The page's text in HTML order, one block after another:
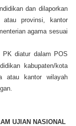
dan dilaporkan
atau provinsi, kantor
agama sesuai
PK diatur dalam POS
kabupaten/kota
atau kantor wilayah
UJIAN NASIONAL